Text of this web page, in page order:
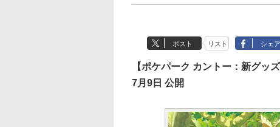
ポスト リスト シェア
【ポケパーク カントー：新グッズ
7月9日 公開